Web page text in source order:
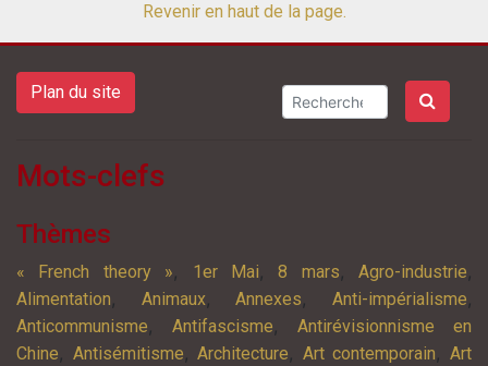
Revenir en haut de la page.
Plan du site
Mots-clefs
Thèmes
« French theory », 1er Mai,8 mars, Agro-industrie,
Alimentation, Animaux,Annexes,Anti-impérialisme,
Anticommunisme, Antifascisme, Antirévisionnisme en
Chine, Antisémitisme,Architecture, Art contemporain,Art